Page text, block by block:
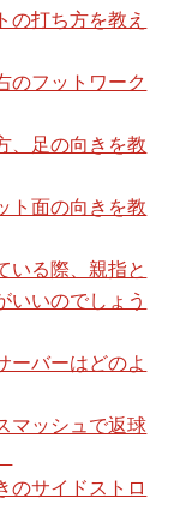
の打ち方を教え
のフットワーク
、足の向きを教
ト面の向きを教
いる際、親指と
いいのでしょう
ーバーはどのよ
マッシュで返球
のサイドストロ